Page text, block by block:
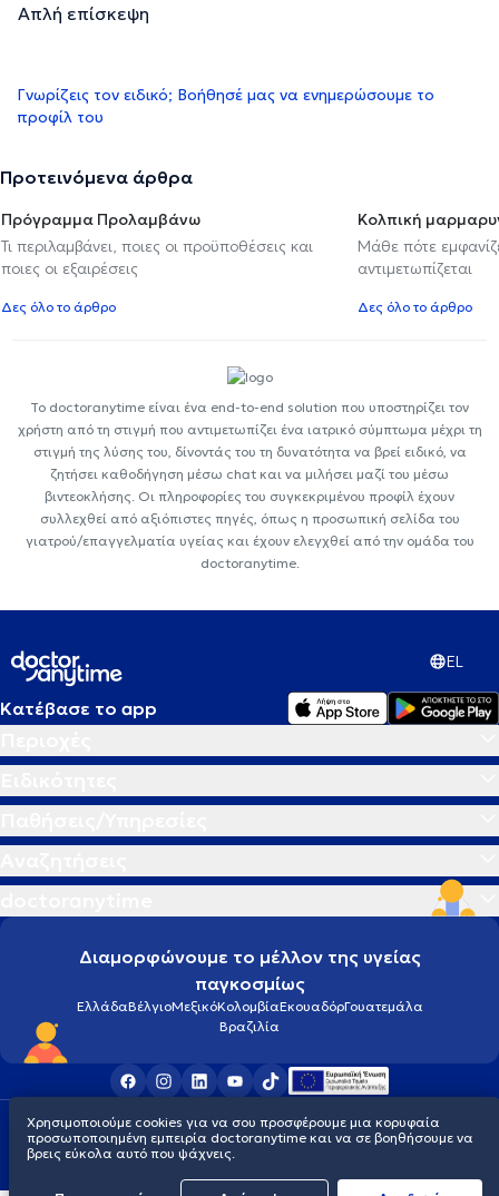
Απλή επίσκεψη
Γνωρίζεις τον ειδικό; Βοήθησέ μας να ενημερώσουμε το
προφίλ του
Προτεινόμενα άρθρα
Πρόγραμμα Προλαμβάνω
Τι περιλαμβάνει, ποιες οι προϋποθέσεις και
ποιες οι εξαιρέσεις
Δες όλο το άρθρο
Κολπική
Μάθε πότε
αντιμετωπίζεται
Δες όλο το άρθρο
Το doctoranytime είναι ένα end-to-end solution που υποστηρίζει τον
χρήστη από τη στιγμή που αντιμετωπίζει ένα ιατρικό σύμπτωμα μέχρι τη
στιγμή της λύσης του, δίνοντάς του τη δυνατότητα να βρεί ειδικό, να
ζητήσει καθοδήγηση μέσω chat και να μιλήσει μαζί του μέσω
βιντεοκλήσης. Οι πληροφορίες του συγκεκριμένου προφίλ έχουν
συλλεχθεί από αξιόπιστες πηγές, όπως η προσωπική σελίδα του
γιατρού/επαγγελματία υγείας και έχουν ελεγχθεί από την ομάδα του
doctoranytime.
EL
Κατέβασε το app
Διαμορφώνουμε το μέλλον της υγείας
παγκοσμίως
ΕλλάδαΒέλγιοΜεξικόΚολομβίαΕκουαδόρΓουατεμάλα
Βραζιλία
Οροι χρήσηςCookiesΠολιτική προστασίας προσωπικού απορρήτου
© 2026 doctoranytime
Χρησιμοποιούμε cookies για να σου προσφέρουμε μια κορυφαία
προσωποποιημένη εμπειρία doctoranytime και να σε βοηθήσουμε να
βρεις εύκολα αυτό που ψάχνεις.